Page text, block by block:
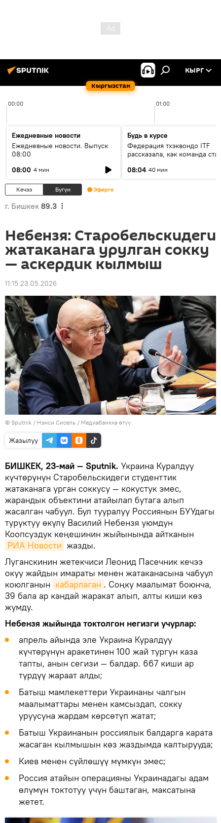
Кыргызстан
КЫРГ
00:00 01:00
Ежедневные новости
Ежедневные новости. Выпуск
08:00
08:00 4 мин
Будь в курсе
Федерация тхэквондо ITF
рассказала, как команда
08:04 40 мин
Кечээ Бүгүн Эфирге
г. Бишкек 89.3
Небензя: Старобельскидеги
жатаканага урулган сокку
— аскердик кылмыш
11:15 23.05.2026
© Sputnik / Нэнси Сисель / Медиабанкка өтүү
Жазылуу
БИШКЕК, 23-май — Sputnik. Украина Куралдуу
күчтөрүнүн Старобельскидеги студенттик
жатаканага урган соккусу — кокустук эмес,
жарандык объектини атайылап бутага алып
жасалган чабуул. Бул тууралуу Россиянын БУУдагы
туруктуу өкүлү Василий Небензя уюмдун
Коопсуздук кеңешинин жыйынында айтканын
РИА Новости жазды.
Луганскинин жетекчиси Леонид Пасечник кечээ
окуу жайдын имараты менен жатаканасына чабуул
коюлганын кабарлаган . Соңку маалымат боюнча,
39 бала ар кандай жаракат алып, алты киши көз
жумду.
Небензя жыйында токтолгон негизги учурлар:
апрель айында эле Украина Куралдуу
күчтөрүнүн аракетинен 100 жай тургун каза
тапты, анын сегизи — балдар. 667 киши ар
түрдүү жараат алды;
Батыш мамлекеттери Украинаны чалгын
маалыматтары менен камсыздап, сокку
уруусуна жардам көрсөтүп жатат;
Батыш Украинанын россиялык балдарга карата
жасаган кылмышын көз жаздымда калтырууда;
Киев менен сүйлөшүү мүмкүн эмес;
Россия атайын операцияны Украинадагы адам
өлүмүн токтотуу үчүн баштаган, максатына
жетет.